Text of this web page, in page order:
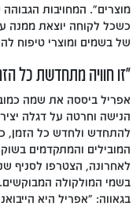
מוצרים". המחויבות
כשכל לקוחה יוצאת ממנה
של בשמים ומוצרי טיפוח
״זו חוויה מתחדשת כל
אפריל ביססה את שמה
הנישה וחרטה על דגלה
להתחדש ולחדש כל הזמן,
המובילים והמתקדמים
לאחרונה, הצטרפו לסניף
בשמי המולקולה
בגאווה: ״אפריל היא